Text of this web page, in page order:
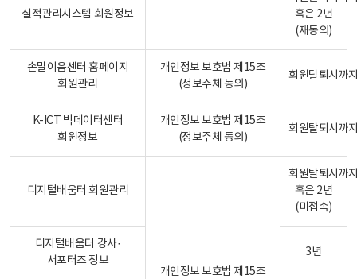
실적관리시스템 회원정보
혹은 2년
(재동의)
손말이음센터 홈페이지
회원관리
개인정보 보호법 제15조
(정보주체 동의)
회원탈퇴시까
K-ICT 빅데이터센터
회원정보
개인정보 보호법 제15조
(정보주체 동의)
회원탈퇴시까
디지털배움터 회원관리
개인정보 보호법 제15조
회원탈퇴시까
혹은 2년
(미접속)
디지털배움터 강사·
서포터즈 정보
3년